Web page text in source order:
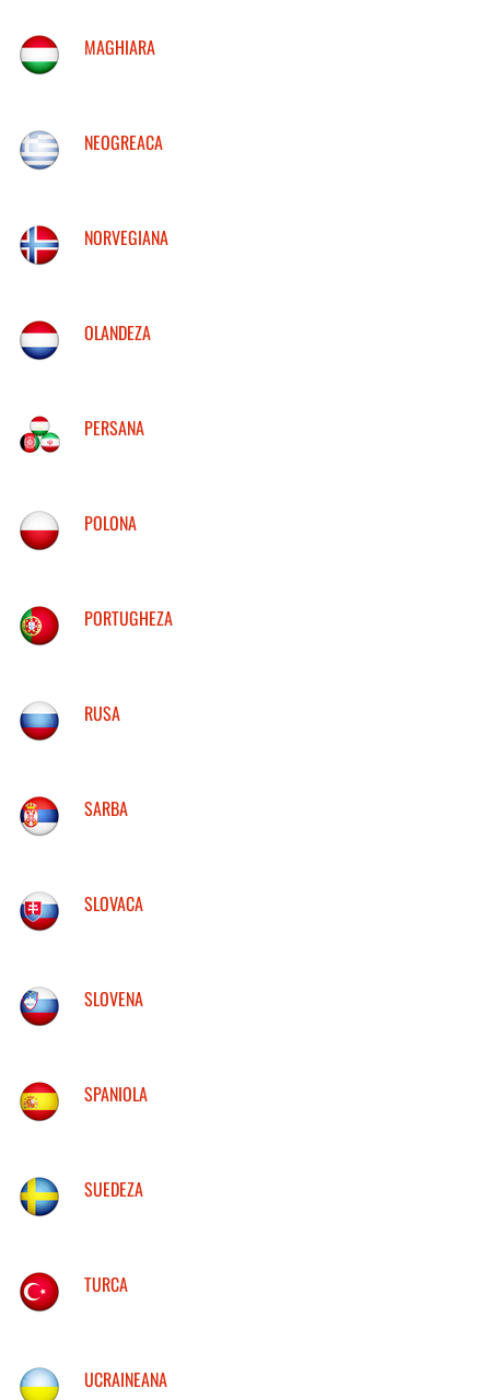
MAGHIARA
NEOGREACA
NORVEGIANA
OLANDEZA
PERSANA
POLONA
PORTUGHEZA
RUSA
SARBA
SLOVACA
SLOVENA
SPANIOLA
SUEDEZA
TURCA
UCRAINEANA